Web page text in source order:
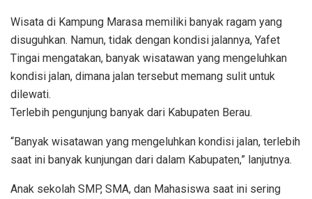
Wisata di Kampung Marasa memiliki banyak ragam yang
disuguhkan. Namun, tidak dengan kondisi jalannya, Yafet
Tingai mengatakan, banyak wisatawan yang mengeluhkan
kondisi jalan, dimana jalan tersebut memang sulit untuk
dilewati.
Terlebih pengunjung banyak dari Kabupaten Berau.
“Banyak wisatawan yang mengeluhkan kondisi jalan, terlebih
saat ini banyak kunjungan dari dalam Kabupaten,” lanjutnya.
Anak sekolah SMP, SMA, dan Mahasiswa saat ini sering